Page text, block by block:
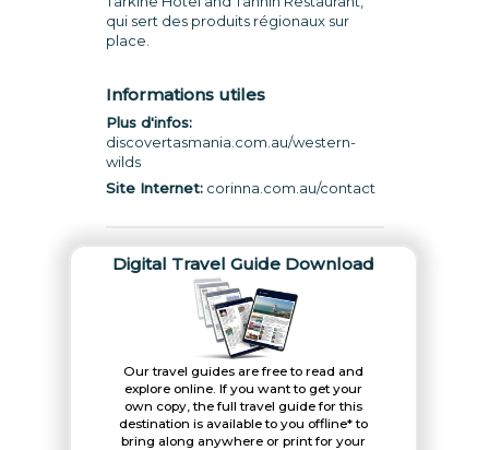
qui sert des produits régionaux sur
place.
Informations utiles
Plus d'infos:
discovertasmania.com.au/western-
wilds
Site Internet:corinna.com.au/contact
Digital Travel Guide Download
Our travel guides are free to read and
explore online. If you want to get your
own copy, the full travel guide for this
destination is available to you offline* to
bring along anywhere or print for your